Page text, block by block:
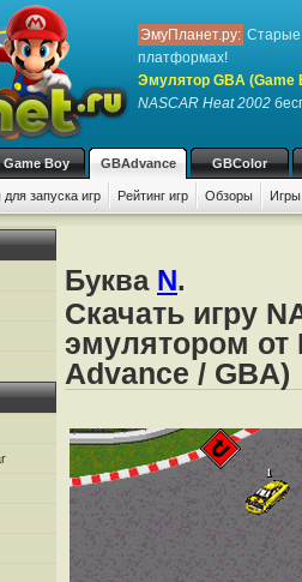
ЭмуПланет.ру: Старые
платформах!
Эмулятор GBA (Game
NASCAR Heat 2002
Game Boy GBAdvance GBColor
запуска игр Рейтинг игр Обзоры
Буква N.
Скачать игру
эмулятором от
Advance / GBA)